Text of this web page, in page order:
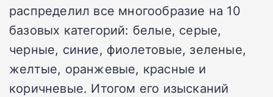
распределил все многообразие на 10
базовых категорий: белые, серые,
черные, синие, фиолетовые, зеленые,
желтые, оранжевые, красные и
коричневые. Итогом его изысканий